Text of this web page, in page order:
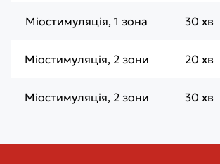
Міостимуляція, 1 зона 30 хв
Міостимуляція, 2 зони 20 хв
Міостимуляція, 2 зони 30 хв